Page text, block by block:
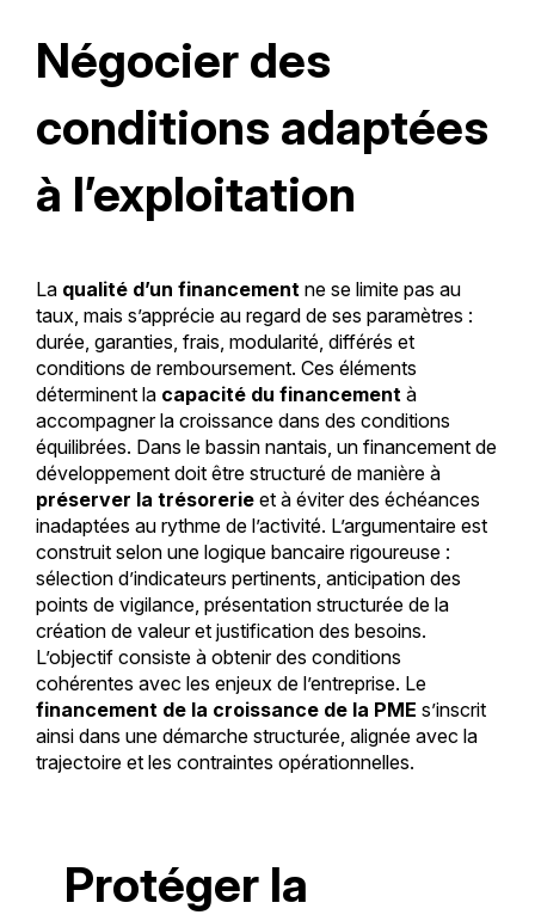
Négocier des
conditions adaptées
à l’exploitation
La qualité d’un financementne se limite pas au
taux, mais s’apprécie au regard de ses paramètres :
durée, garanties, frais, modularité, différés et
conditions de remboursement. Ces éléments
déterminent la capacité du financementà
accompagner la croissance dans des conditions
équilibrées. Dans le bassin nantais, un financement de
développement doit être structuré de manière à
préserver la trésorerieet à éviter des échéances
inadaptées au rythme de l’activité. L’argumentaire est
construit selon une logique bancaire rigoureuse :
sélection d’indicateurs pertinents, anticipation des
points de vigilance, présentation structurée de la
création de valeur et justification des besoins.
L’objectif consiste à obtenir des conditions
cohérentes avec les enjeux de l’entreprise. Le
financement de la croissance de la PME s’inscrit
ainsi dans une démarche structurée, alignée avec la
trajectoire et les contraintes opérationnelles.
Protéger la